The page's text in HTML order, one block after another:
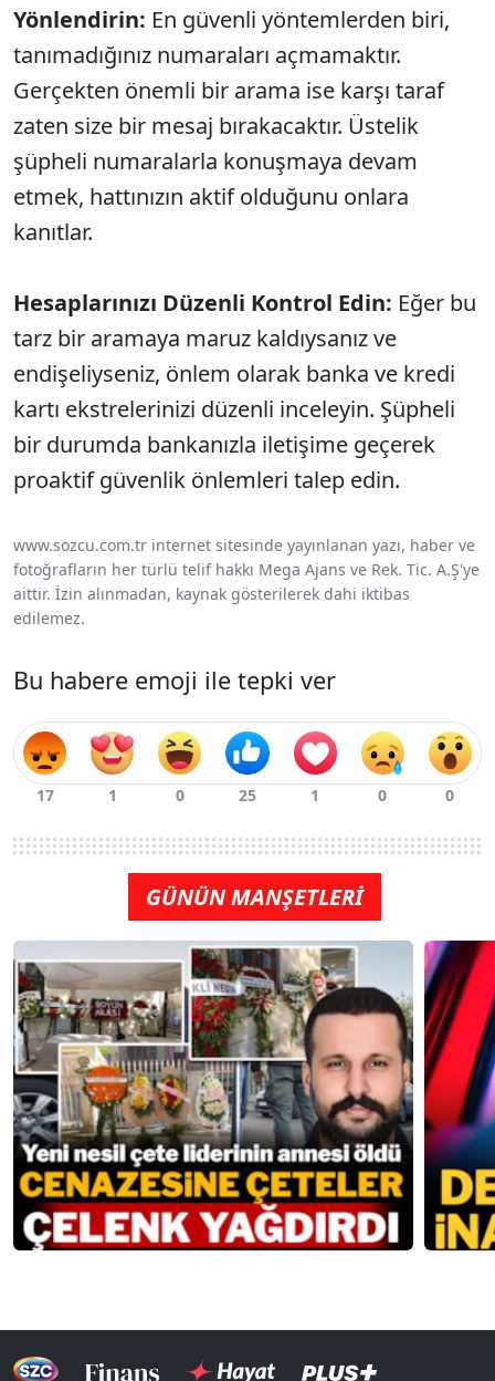
Yönlendirin: En güvenli yöntemlerden biri,
tanımadığınız numaraları açmamaktır.
Gerçekten önemli bir arama ise karşı taraf
zaten size bir mesaj bırakacaktır. Üstelik
şüpheli numaralarla konuşmaya devam
etmek, hattınızın aktif olduğunu onlara
kanıtlar.
Hesaplarınızı Düzenli Kontrol Edin: Eğer bu
tarz bir aramaya maruz kaldıysanız ve
endişeliyseniz, önlem olarak banka ve kredi
kartı ekstrelerinizi düzenli inceleyin. Şüpheli
bir durumda bankanızla iletişime geçerek
proaktif güvenlik önlemleri talep edin.
www.sozcu.com.tr internet sitesinde yayınlanan yazı, haber ve
fotoğrafların her türlü telif hakkı Mega Ajans ve Rek. Tic. A.Ş'ye
aittir. İzin alınmadan, kaynak gösterilerek dahi iktibas
edilemez.
Bu habere emoji ile tepki ver
GÜNÜN MANŞETLERİ